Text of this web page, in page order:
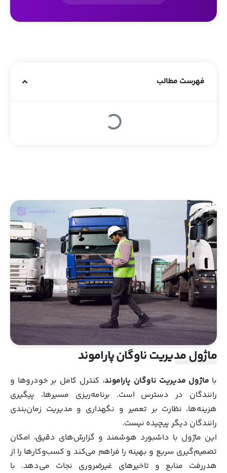
فهرست مطالب
ماژول مدیریت ناوگان پاراموند
با ماژول مدیریت ناوگان پاراموند، کنترل کامل بر خودروها و
رانندگان در دسترس است. برنامه‌ریزی مسیرها، پیگیری
هزینه‌ها، نظارت بر تعمیر و نگهداری و مدیریت زمان‌بندی
رانندگان دیگر پیچیده نیست.
این ماژول با داشبورد هوشمند و گزارش‌های دقیق، امکان
تصمیم‌گیری سریع و بهینه را فراهم می‌کند و کسب‌وکارها را از
هدررفت منابع و تاخیرهای غیرضروری نجات می‌دهد. با